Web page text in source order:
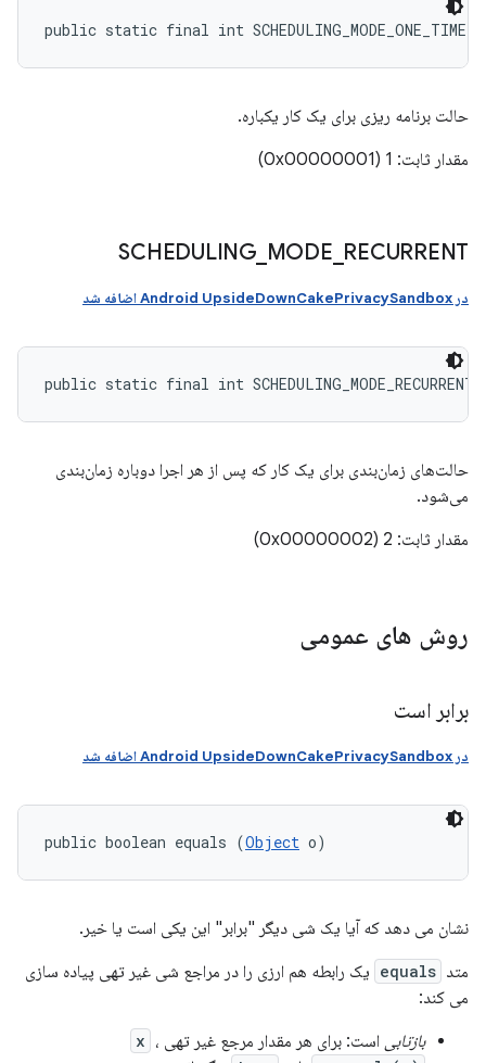
public static final int SCHEDULING_MODE_ONE_TIME
حالت برنامه ریزی برای یک کار یکباره.
مقدار ثابت: 1 (0x00000001)
SCHEDULING_ MODE RECURRENT
در Android UpsideDownCakePrivacySandbox اضافه شد
public static final int SCHEDULING_MODE_RECURRENT
حالت‌های زمان‌بندی برای یک کار که پس از هر اجرا دوباره زمان‌بندی
می‌شود.
مقدار ثابت: 2 (0x00000002)
روش های عمومی
برابر است
در Android UpsideDownCakePrivacySandbox اضافه شد
public boolean equals (Object o)
نشان می دهد که آیا یک شی دیگر "برابر" این یکی است یا خیر.
متد equals یک رابطه هم ارزی را در مراجع شی غیر تهی پیاده سازی
می کند:
بازتابی است: برای هر مقدار مرجع غیر تهی x ،